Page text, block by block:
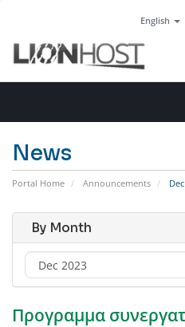
English
News
Portal Home Announcements
By Month
Προγραμμα